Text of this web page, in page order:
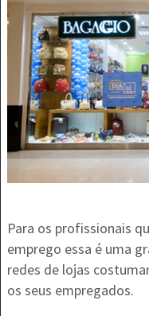
Para os profissionais
emprego essa é uma
redes de lojas
os seus empregados.